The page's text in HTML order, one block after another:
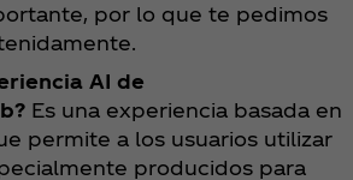
por lo que te pedimos
AI de
Es una experiencia basada en
permite a los usuarios utilizar
producidos para